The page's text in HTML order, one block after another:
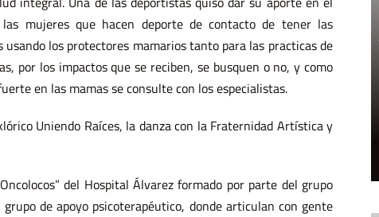
mujeres que hacen deporte de contacto de tener las
usando los protectores mamarios tanto para las practicas de
por los impactos que se reciben, se busquen o no, y como
en las mamas se consulte con los especialistas.
Uniendo Raíces, la danza con la Fraternidad Artística y
del Hospital Álvarez formado por parte del grupo
de apoyo psicoterapéutico, donde articulan con gente